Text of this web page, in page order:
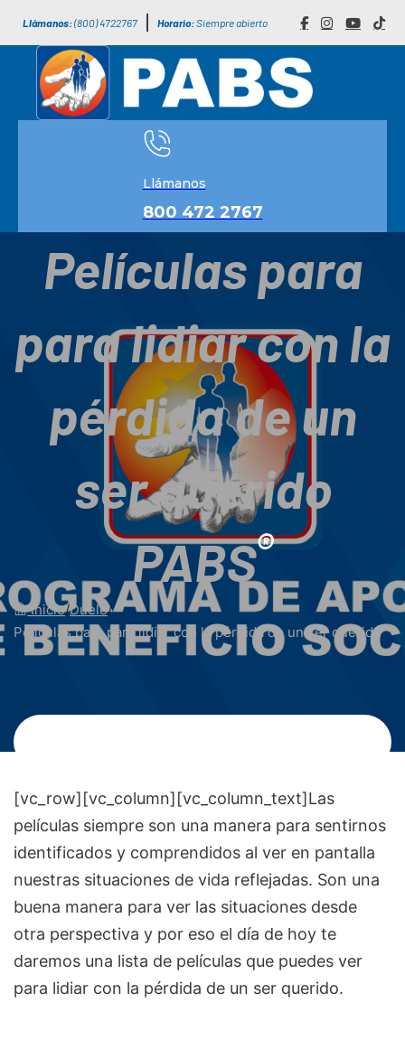
Llámanos:(800) 4722767 Horario:Siempre abierto
Llámanos
800 472 2767
Películas para
para lidiar con la
pérdida de un
ser querido
PABS®
Inicio/Duelo/
Películas para para lidiar con la pérdida de un ser querido
[vc_row][vc_column][vc_column_text]Las
películas siempre son una manera para sentirnos
identificados y comprendidos al ver en pantalla
nuestras situaciones de vida reflejadas. Son una
buena manera para ver las situaciones desde
otra perspectiva y por eso el día de hoy te
daremos una lista de películas que puedes ver
para lidiar con la pérdida de un ser querido.